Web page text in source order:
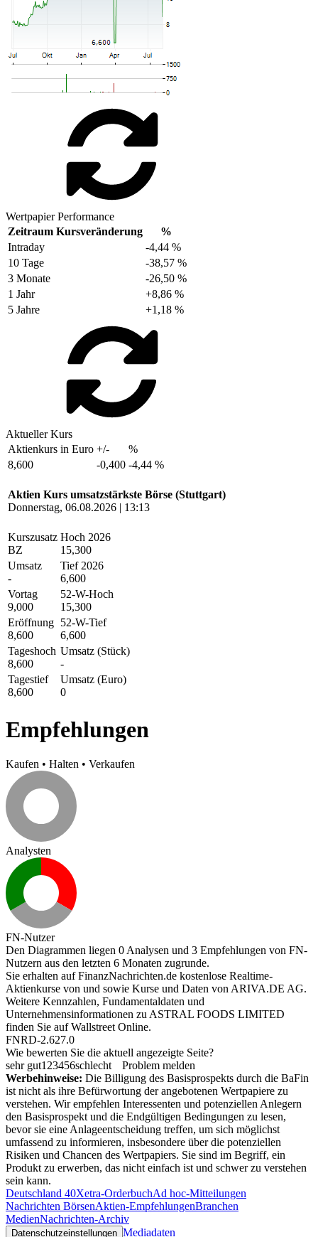
Wertpapier Performance
Zeitraum Kursveränderung
%
Intraday
-4,44 %
10 Tage
-38,57 %
3 Monate
-26,50 %
1 Jahr
+8,86 %
5 Jahre
+1,18 %
Aktueller Kurs
Aktienkurs in Euro +/-
%
8,600
-0,400 -4,44 %
Aktien Kurs umsatzstärkste Börse (Stuttgart)
Donnerstag, 06.08.2026 | 13:13
Kurszusatz
BZ
Hoch 2026
15,300
Umsatz
-
Tief 2026
6,600
Vortag
9,000
52-W-Hoch
15,300
Eröffnung
8,600
52-W-Tief
6,600
Tageshoch
8,600
Umsatz (Stück)
-
Tagestief
8,600
Umsatz (Euro)
0
Empfehlungen
Kaufen • Halten • Verkaufen
Analysten
FN-Nutzer
Den Diagrammen liegen 0 Analysen und 3 Empfehlungen von FN-
Nutzern aus den letzten 6 Monaten zugrunde.
Sie erhalten auf FinanzNachrichten.de kostenlose Realtime-
Aktienkurse von und sowie Kurse und Daten von ARIVA.DE AG.
Weitere Kennzahlen, Fundamentaldaten und
Unternehmensinformationen zu ASTRAL FOODS LIMITED
finden Sie aufWallstreet Online.
FNRD-2.627.0
Wie bewerten Sie die aktuell angezeigte Seite?
sehr gut1 23456schlecht
Problem melden
Werbehinweise: Die Billigung des Basisprospekts durch die BaFin
ist nicht als ihre Befürwortung der angebotenen Wertpapiere zu
verstehen. Wir empfehlen Interessenten und potenziellen Anlegern
den Basisprospekt und die Endgültigen Bedingungen zu lesen,
bevor sie eine Anlageentscheidung treffen, um sich möglichst
umfassend zu informieren, insbesondere über die potenziellen
Risiken und Chancen des Wertpapiers. Sie sind im Begriff, ein
Produkt zu erwerben, das nicht einfach ist und schwer zu verstehen
sein kann.
Deutschland 40Xetra-OrderbuchAd hoc-Mitteilungen
Nachrichten BörsenAktien-EmpfehlungenBranchen
MedienNachrichten-Archiv
Datenschutzeinstellungen Mediadaten